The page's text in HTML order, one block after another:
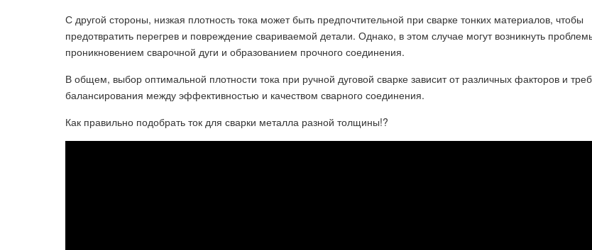
С другой стороны, низкая плотность тока может быть предпочтительной при сварке тонких материалов, чтобы
предотвратить перегрев и повреждение свариваемой детали. Однако, в этом случае могут возникнуть
проникновением сварочной дуги и образованием прочного соединения.
В общем, выбор оптимальной плотности тока при ручной дуговой сварке зависит от различных факторов и
балансирования между эффективностью и качеством сварного соединения.
Как правильно подобрать ток для сварки металла разной толщины!?